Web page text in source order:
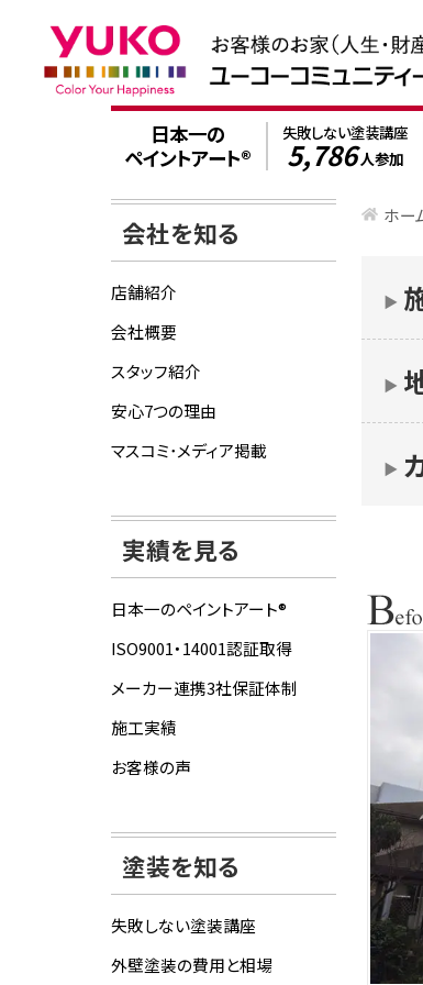
日本一の
ペイントアート®
失敗しない塗装講座
5,786人参加
ホー
▶︎
▶︎
▶︎
会社を知る
店舗紹介
会社概要
スタッフ紹介
安心7つの理由
マスコミ･メディア掲載
実績を見る
日本一のペイントアート®
ISO9001・14001認証取得
メーカー連携3社保証体制
施工実績
お客様の声
塗装を知る
失敗しない塗装講座
外壁塗装の費用と相場